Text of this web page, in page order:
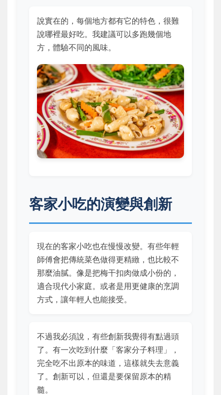
說實在的，每個地方都有它的特色，很難
說哪裡最好吃。我建議可以多跑幾個地
方，體驗不同的風味。
客家小吃的演變與創新
現在的客家小吃也在慢慢改變。有些年輕
師傅會把傳統菜色做得更精緻，也比較不
那麼油膩。像是把梅干扣肉做成小份的，
適合現代小家庭。或者是用更健康的烹調
方式，讓年輕人也能接受。
不過我必須說，有些創新我覺得有點過頭
了。有一次吃到什麼「客家分子料理」，
完全吃不出原本的味道，這樣就失去意義
了。創新可以，但還是要保留原本的精
髓。